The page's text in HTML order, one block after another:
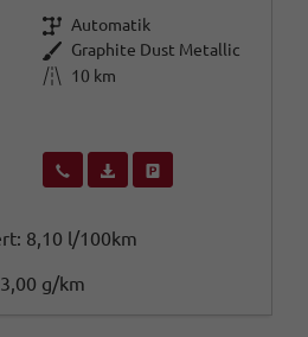
Getriebe Automatik
Außenfarbe Graphite Dust Metallic
Kilometerstand
10 km
Wir rufen Sie anFahrzeugexposé (PDF)
8,10 l/100km
g/km